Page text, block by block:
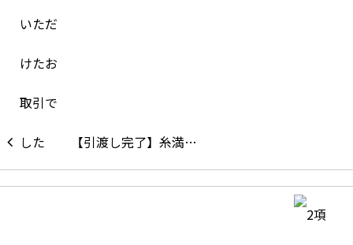
【引渡し完了】糸満…